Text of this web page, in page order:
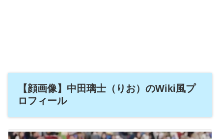
【顔画像】中田璃士（りお）のWiki風プ
ロフィール